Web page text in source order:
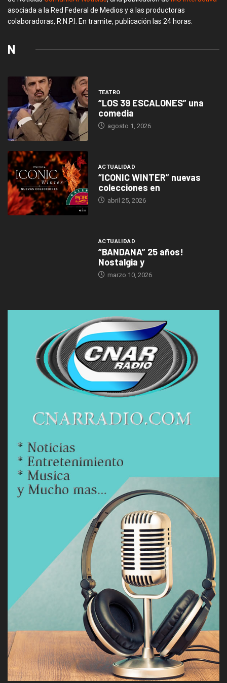
asociada a la Red Federal de Medios y a las productoras
colaboradoras, R.N.P.I. En tramite, publicación las 24 horas.
N
TEATRO
“LOS 39 ESCALONES” una
comedia
agosto 1, 2026
ACTUALIDAD
“ICONIC WINTER” nuevas
colecciones en
abril 25, 2026
ACTUALIDAD
“BANDANA” 25 años!
Nostalgia y
marzo 10, 2026